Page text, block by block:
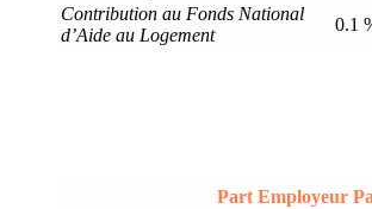
Contribution au Fonds National
d’Aide au Logement
0.1
Part Employeur